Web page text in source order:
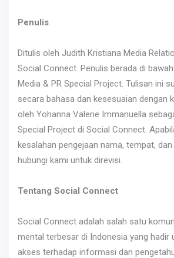
Penulis
Ditulis oleh Judith Kristiana Media
Social Connect. Penulis berada di
Media & PR Special Project. Tulisan ini
secara bahasa dan kesesuaian dengan
oleh Yohanna Valerie Immanuella
Special Project di Social Connect.
kesalahan pengejaan nama, tempat, dan
hubungi kami untuk direvisi.
Tentang Social Connect
Social Connect adalah salah satu
mental terbesar di Indonesia yang hadir
akses terhadap informasi dan